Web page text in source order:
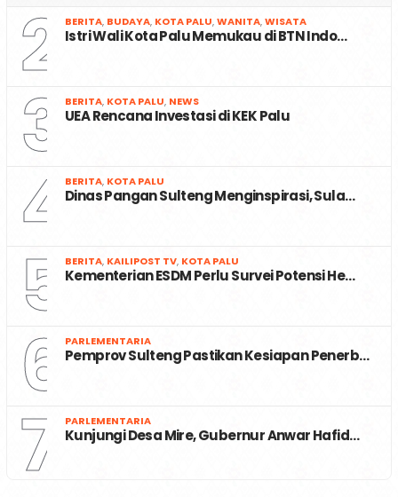
2 BERITA, BUDAYA, KOTA PALU,WANITA,WISATA
Istri Wali Kota Palu Memukau di BTN Indo…
3 BERITA, KOTA PALU, NEWS
UEA Rencana Investasi di KEK Palu
4 BERITA, KOTA PALU
Dinas Pangan Sulteng Menginspirasi, Sula…
5 BERITA, KAILIPOST TV, KOTA PALU
Kementerian ESDM Perlu Survei Potensi He…
6 PARLEMENTARIA
Pemprov Sulteng Pastikan Kesiapan Penerb…
7 PARLEMENTARIA
Kunjungi Desa Mire, Gubernur Anwar Hafid…